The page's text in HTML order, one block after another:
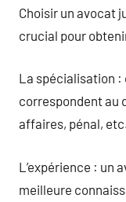
Choisir un avocat
crucial pour
La spécialisation :
correspondent au
affaires, pénal,
L’expérience : un
meilleure